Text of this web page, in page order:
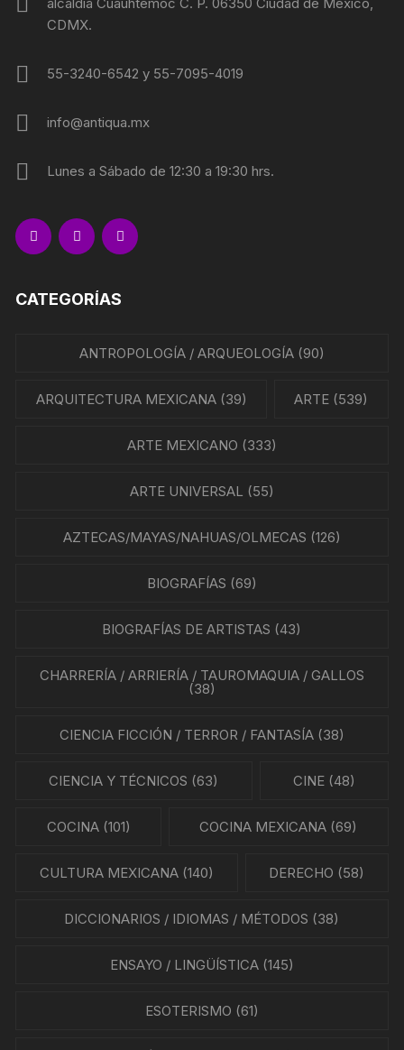
CDMX.
55-3240-6542 y 55-7095-4019
info@antiqua.mx
Lunes a Sábado de 12:30 a 19:30 hrs.
CATEGORÍAS
ANTROPOLOGÍA / ARQUEOLOGÍA(90)
ARQUITECTURA MEXICANA(39) ARTE (539)
ARTE MEXICANO (333)
ARTE UNIVERSAL (55)
AZTECAS/MAYAS/NAHUAS/OLMECAS (126)
BIOGRAFÍAS (69)
BIOGRAFÍAS DE ARTISTAS (43)
CHARRERÍA / ARRIERÍA / TAUROMAQUIA / GALLOS
(38)
CIENCIA FICCIÓN / TERROR / FANTASÍA(38)
CIENCIA Y TÉCNICOS (63) CINE(48)
COCINA(101) COCINA MEXICANA (69)
CULTURA MEXICANA(140) DERECHO (58)
DICCIONARIOS / IDIOMAS / MÉTODOS (38)
ENSAYO / LINGÜÍSTICA(145)
ESOTERISMO (61)